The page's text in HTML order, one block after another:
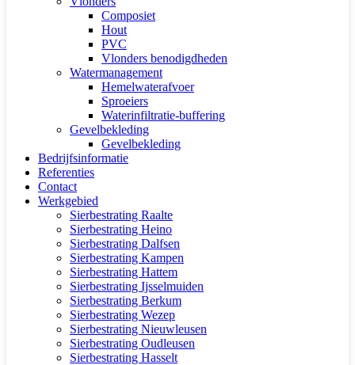
Composiet
Hout
PVC
Vlonders benodigdheden
Watermanagement
Hemelwaterafvoer
Sproeiers
Waterinfiltratie-buffering
Gevelbekleding
Gevelbekleding
Bedrijfsinformatie
Referenties
Contact
Werkgebied
Sierbestrating Raalte
Sierbestrating Heino
Sierbestrating Dalfsen
Sierbestrating Kampen
Sierbestrating Hattem
Sierbestrating Ijsselmuiden
Sierbestrating Berkum
Sierbestrating Wezep
Sierbestrating Nieuwleusen
Sierbestrating Oudleusen
Sierbestrating Hasselt